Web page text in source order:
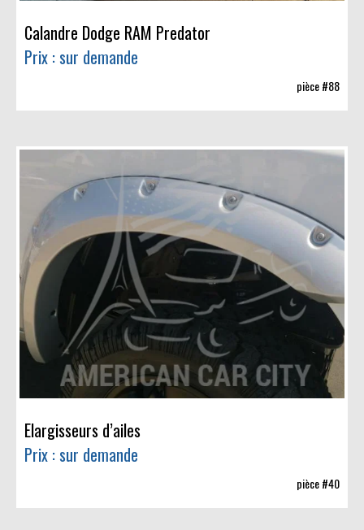
Calandre Dodge RAM Predator
Prix : sur demande
pièce #88
Elargisseurs d’ailes
Prix : sur demande
pièce #40